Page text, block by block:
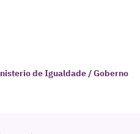
de Igualdade / Goberno